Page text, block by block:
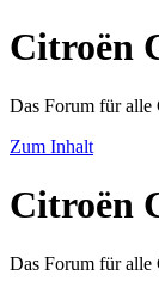
Citroën
Das Forum für alle
Zum Inhalt
Citroën
Das Forum für alle